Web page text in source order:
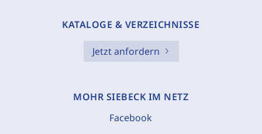
KATALOGE & VERZEICHNISSE
Jetzt anfordern
MOHR SIEBECK IM NETZ
Facebook